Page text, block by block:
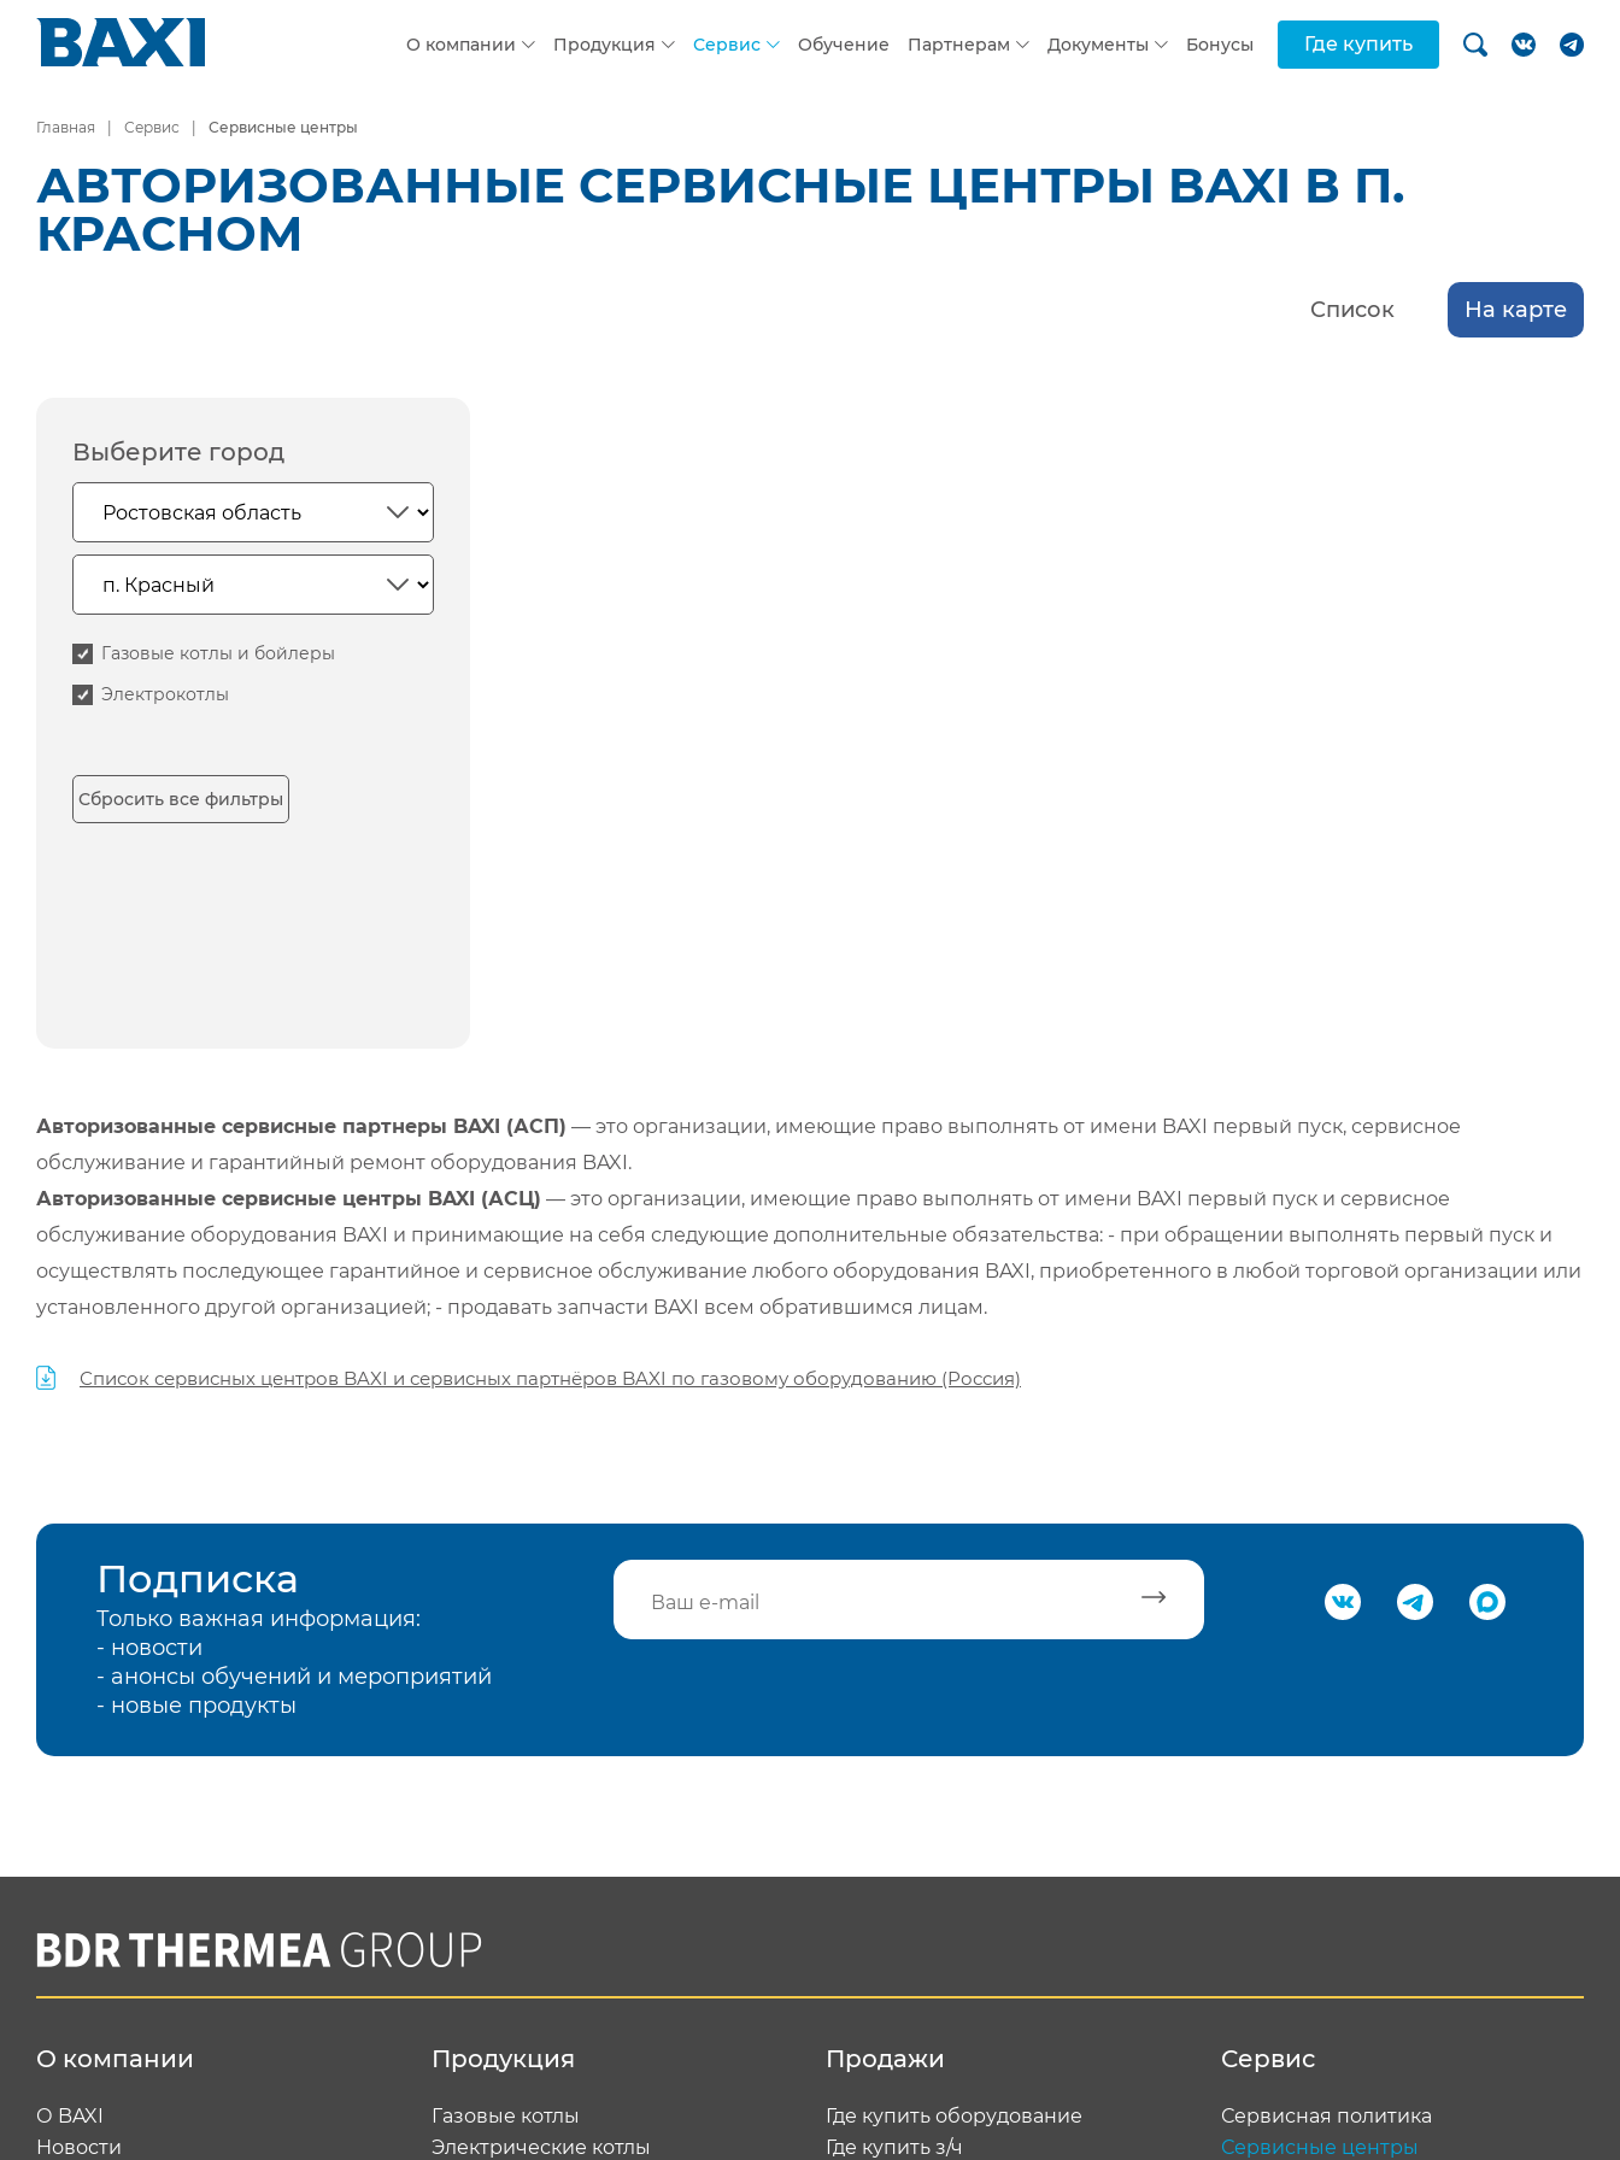
О компании Продукция Сервис Обучение Партнерам Документы Бонусы Где купить
Главная Сервис Сервисные центры
АВТОРИЗОВАННЫЕ СЕРВИСНЫЕ ЦЕНТРЫ BAXI В П.
КРАСНОМ
Список На карте
Выберите город
Газовые котлы и бойлеры
Электрокотлы
Сбросить все фильтры
Авторизованные сервисные партнеры BAXI (АСП) — это организации, имеющие право выполнять от имени BAXI первый пуск, сервисное
обслуживание и гарантийный ремонт оборудования BAXI.
Авторизованные сервисные центры BAXI (АСЦ) — это организации, имеющие право выполнять от имени BAXI первый пуск и сервисное
обслуживание оборудования BAXI и принимающие на себя следующие дополнительные обязательства: - при обращении выполнять первый пуск и
осуществлять последующее гарантийное и сервисное обслуживание любого оборудования BAXI, приобретенного в любой торговой организации или
установленного другой организацией; - продавать запчасти BAXI всем обратившимся лицам.
Список сервисных центров BAXI и сервисных партнёров BAXI по газовому оборудованию (Россия)
Подписка
Только важная информация:
- новости
- анонсы обучений и мероприятий
- новые продукты
О компании
О BAXI
Новости
Продукция
Газовые котлы
Электрические котлы
Продажи
Где купить оборудование
Где купить з/ч
Сервис
Сервисная политика
Сервисные центры